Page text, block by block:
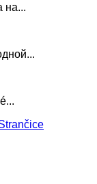
на...